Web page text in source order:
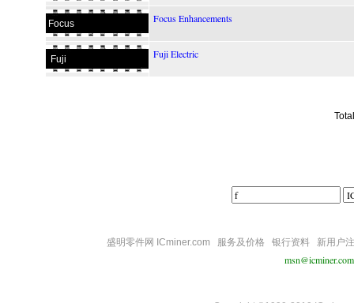
Focus Focus Enhancements
Fuji Fuji Electric
盛明零件网 ICminer.com 服务及价格 银行资料 新用户
msn@icminer.com